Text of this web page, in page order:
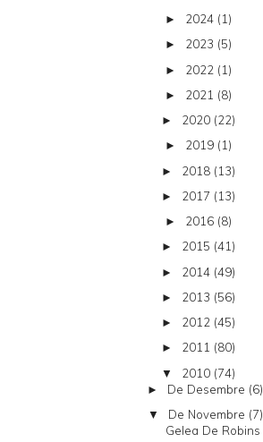
► 2024 (1)
► 2023 (5)
► 2022 (1)
► 2021 (8)
► 2020 (22)
► 2019 (1)
► 2018 (13)
► 2017 (13)
► 2016 (8)
► 2015 (41)
► 2014 (49)
► 2013 (56)
► 2012 (45)
► 2011 (80)
▼ 2010 (74)
► De Desembre (6)
▼ De Novembre (7)
Gelea De Robins